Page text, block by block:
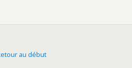
au début